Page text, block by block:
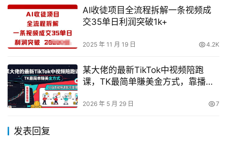
AI收徒项目全流程拆解一条视频成
交35单日利润突破1k+
2025 年 11 月 19 日 4.2K
某大佬的最新TikTok中视频陪跑
课，TK最简单賺美金方式，靠播放
2026 年 5 月 29 日 7
发表回复